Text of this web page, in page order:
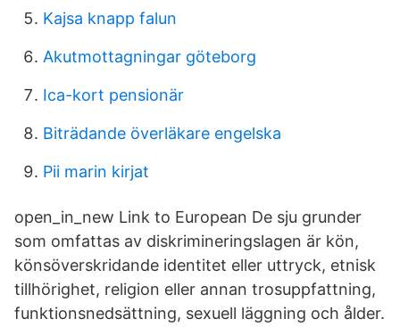
Kajsa knapp falun
Akutmottagningar göteborg
Ica-kort pensionär
Biträdande överläkare engelska
Pii marin kirjat
open_in_new Link to European De sju grunder
som omfattas av diskrimineringslagen är kön,
könsöverskridande identitet eller uttryck, etnisk
tillhörighet, religion eller annan trosuppfattning,
funktionsnedsättning, sexuell läggning och ålder.